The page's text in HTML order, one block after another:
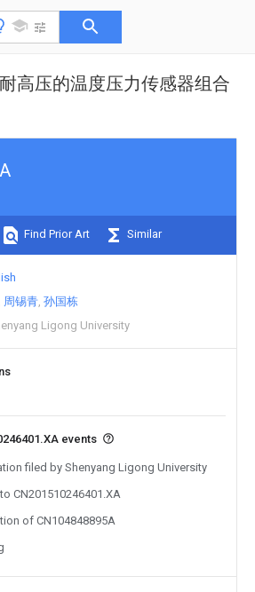
高压的温度压力传感器组合
Find Prior Art Similar
周锡青 孙国栋
Ligong University
events
filed by Shenyang Ligong University
CN201510246401.XA
of CN104848895A